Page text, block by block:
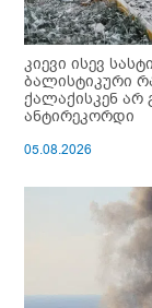
კიევი ისევ
ბალისტიკური
ქალაქისკენ არ
ანტირეკორდი
05.08.2026